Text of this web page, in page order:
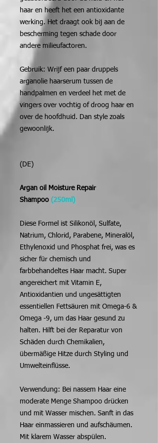
haar en heeft het een antioxidante
werking. Het draagt ook bij aan de
bescherming tegen schade door
andere milieufactoren.
Gebruik: Wrijf een paar druppels
arganolie haarserum tussen de
handpalmen en verdeel het met de
vingers over vochtig of droog haar en
over de hoofdhuid. Dan style zoals
gewoonlijk.
(DE)
Argan oil Moisture Repair
Shampoo (250ml)
Diese Formel ist Silikonöl, Sulfate,
Natrium, Chlorid, Parabene, Mineralöl,
Ethylenoxid und Phosphat frei, was es
sicher für chemisch und
farbbehandeltes Haar macht. Super
angereichert mit Vitamin E,
Antioxidantien und ungesättigten
essentiellen Fettsäuren mit Omega-6 &
Omega -9, um das Haar gesund zu
halten. Hilft bei der Reparatur von
Schäden durch Chemikalien,
übermäßige Hitze durch Styling und
Umwelteinflüsse.
Verwendung: Bei nassem Haar eine
moderate Menge Shampoo drücken
und mit Wasser mischen. Sanft in das
Haar einmassieren und aufschäumen.
Mit klarem Wasser abspülen.